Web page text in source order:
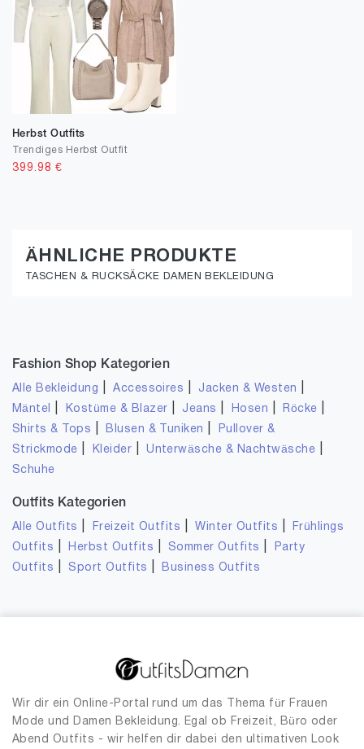
Herbst Outfits
Trendiges Herbst Outfit
399.98 €
ÄHNLICHE PRODUKTE
TASCHEN & RUCKSÄCKE DAMEN BEKLEIDUNG
Fashion Shop Kategorien
Alle Bekleidung |Accessoires Jacken & Westen
Mäntel Kostüme & Blazer Jeans Hosen Röcke
Shirts & Tops Blusen & Tuniken
Pullover &
Strickmode
Kleider |Unterwäsche & Nachtwäsche
Schuhe
Outfits Kategorien
Alle Outfits Freizeit Outfits |Winter Outfits
Frühlings
Outfits
Herbst Outfits Sommer Outfits
Party
Outfits
Sport Outfits Business Outfits
Wir dir ein Online-Portal rund um das Thema für Frauen
Mode und Damen Bekleidung. Egal ob Freizeit, Büro oder
Abend Outfits - wir helfen dir dabei den ultimativen Look